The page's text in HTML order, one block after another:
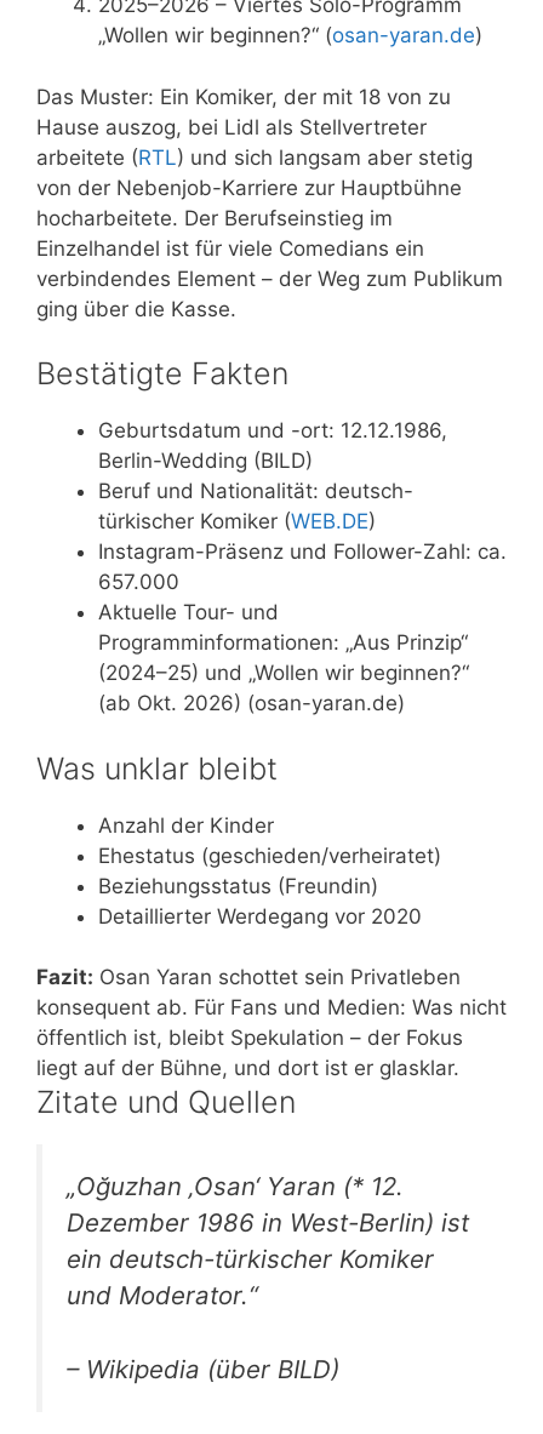
2025–2026 – Viertes Solo-Programm
„Wollen wir beginnen?“ (osan-yaran.de)
Das Muster: Ein Komiker, der mit 18 von zu
Hause auszog, bei Lidl als Stellvertreter
arbeitete (RTL) und sich langsam aber stetig
von der Nebenjob-Karriere zur Hauptbühne
hocharbeitete. Der Berufseinstieg im
Einzelhandel ist für viele Comedians ein
verbindendes Element – der Weg zum Publikum
ging über die Kasse.
Bestätigte Fakten
Geburtsdatum und -ort: 12.12.1986,
Berlin-Wedding (BILD)
Beruf und Nationalität: deutsch-
türkischer Komiker (WEB.DE)
Instagram-Präsenz und Follower-Zahl: ca.
657.000
Aktuelle Tour- und
Programminformationen: „Aus Prinzip“
(2024–25) und „Wollen wir beginnen?“
(ab Okt. 2026) (osan-yaran.de)
Was unklar bleibt
Anzahl der Kinder
Ehestatus (geschieden/verheiratet)
Beziehungsstatus (Freundin)
Detaillierter Werdegang vor 2020
Fazit: Osan Yaran schottet sein Privatleben
konsequent ab. Für Fans und Medien: Was nicht
öffentlich ist, bleibt Spekulation – der Fokus
liegt auf der Bühne, und dort ist er glasklar.
Zitate und Quellen
„Oğuzhan ‚Osan‘ Yaran (* 12.
Dezember 1986 in West-Berlin) ist
ein deutsch-türkischer Komiker
und Moderator.“
– Wikipedia (über BILD)